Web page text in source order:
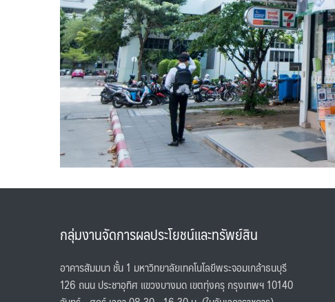
กลุ่มงานจัดการผลประโยชน์และทรัพย์สิน
อาคารสัมมนา ชั้น 1 มหาวิทยาลัยเทคโนโลยีพระจอมเกล้าธนบุรี
126 ถนน ประชาอุทิศ แขวงบางมด เขตทุ่งครุ กรุงเทพฯ 10140